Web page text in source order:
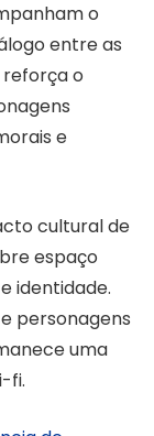
o
entre as
o
e
cultural de
espaço
identidade.
personagens
uma
fi.